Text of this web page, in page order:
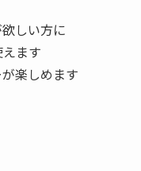
しい方に
ます
楽しめます